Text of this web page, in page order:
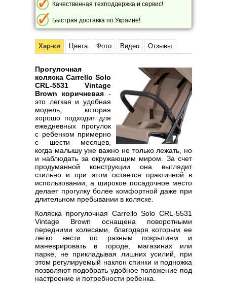
Качественная техподдержка и сервис!
Быстрая доставка по Украине!
Хар-ки Цвета Фото Видео Отзывы
Прогулочная
коляска Carrello Solo
CRL-5531 Vintage
Brown коричневая -
это легкая и удобная
модель, которая
хорошо подходит для
ежедневных прогулок
с ребенком примерно
с шести месяцев,
когда малышу уже важно не только лежать, но
и наблюдать за окружающим миром. За счет
продуманной конструкции она выглядит
стильно и при этом остается практичной в
использовании, а широкое посадочное место
делает прогулку более комфортной даже при
длительном пребывании в коляске.
Коляска прогулочная Carrello Solo CRL-5531
Vintage Brown оснащена поворотными
передними колесами, благодаря которым ее
легко вести по разным покрытиям и
маневрировать в городе, магазинах или
парке, не прикладывая лишних усилий, при
этом регулируемый наклон спинки и подножка
позволяют подобрать удобное положение под
настроение и потребности ребенка.